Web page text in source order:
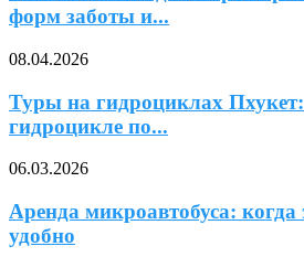
форм заботы и...
08.04.2026
Туры на гидроциклах
гидроцикле по...
06.03.2026
Аренда микроавтобуса: когда
удобно